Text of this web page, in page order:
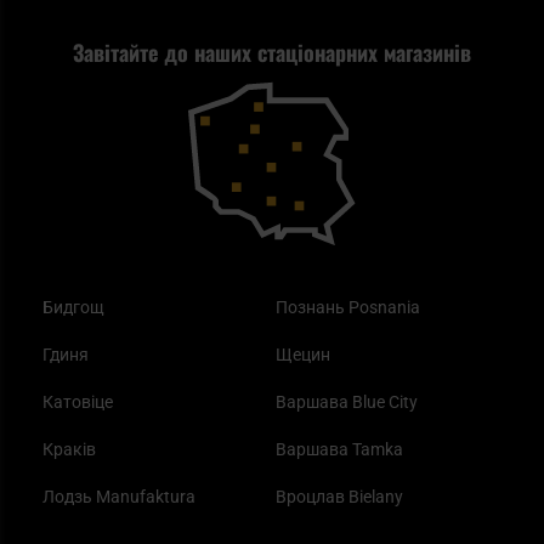
Завітайте до наших стаціонарних магазинів
Бидгощ
Гдиня
Катовіце
Краків
Лодзь Manufaktura
Познань Posnania
Щецин
Варшава Blue City
Варшава Tamka
Вроцлав Bielany
Повернення товару
Blackout - що це таке?
Як працює маска від смогу?
Найкращі спальні мішки на осінь
Самозахист